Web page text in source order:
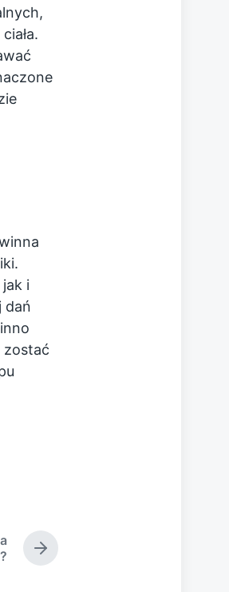
i
dań
zostać
N
e